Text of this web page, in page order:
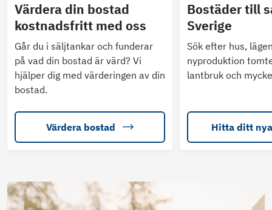
Värdera din bostad
kostnadsfritt med oss
Går du i säljtankar och funderar
på vad din bostad är värd? Vi
hjälper dig med värderingen av din
bostad.
Värdera bostad
Bostäder till
Sverige
Sök efter hus,
nyproduktion
lantbruk och
Hitta ditt